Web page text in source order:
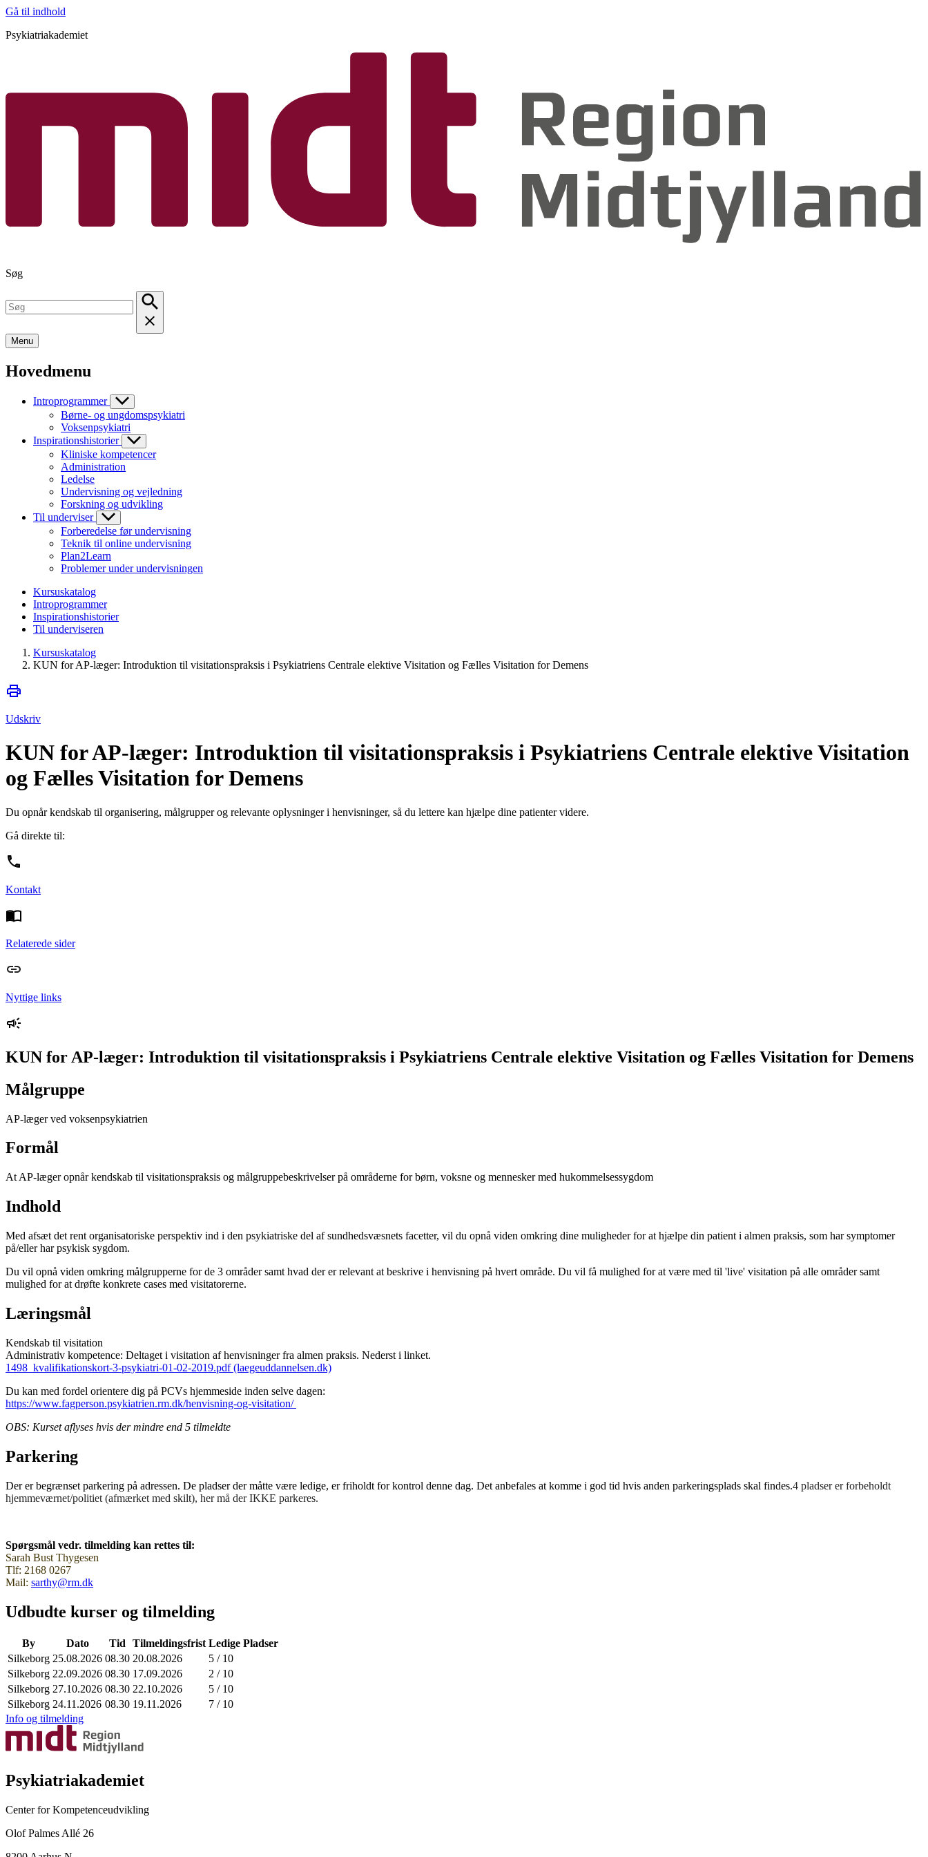
Gå til indhold
Psykiatriakademiet
Søg
Menu
Hovedmenu
Introprogrammer
Børne- og ungdomspsykiatri
Voksenpsykiatri
Inspirationshistorier
Kliniske kompetencer
Administration
Ledelse
Undervisning og vejledning
Forskning og udvikling
Til underviser
Forberedelse før undervisning
Teknik til online undervisning
Plan2Learn
Problemer under undervisningen
Kursuskatalog
Introprogrammer
Inspirationshistorier
Til underviseren
Kursuskatalog
KUN for AP-læger: Introduktion til visitationspraksis i Psykiatriens Centrale elektive Visitation og Fælles Visitation for Demens
Udskriv
KUN for AP-læger: Introduktion til visitationspraksis i Psykiatriens Centrale elektive Visitation
og Fælles Visitation for Demens
Du opnår kendskab til organisering, målgrupper og relevante oplysninger i henvisninger, så du lettere kan hjælpe dine patienter videre.
Gå direkte til:
Kontakt
Relaterede sider
Nyttige links
KUN for AP-læger: Introduktion til visitationspraksis i Psykiatriens Centrale elektive Visitation og Fælles Visitation for Demens
Målgruppe
AP-læger ved voksenpsykiatrien
Formål
At AP-læger opnår kendskab til visitationspraksis og målgruppebeskrivelser på områderne for børn, voksne og mennesker med hukommelsessygdom
Indhold
Med afsæt det rent organisatoriske perspektiv ind i den psykiatriske del af sundhedsvæsnets facetter, vil du opnå viden omkring dine muligheder for at hjælpe din patient i almen praksis, som har symptomer
på/eller har psykisk sygdom.
Du vil opnå viden omkring målgrupperne for de 3 områder samt hvad der er relevant at beskrive i henvisning på hvert område. Du vil få mulighed for at være med til 'live' visitation på alle områder samt
mulighed for at drøfte konkrete cases med visitatorerne.
Læringsmål
Kendskab til visitation
Administrativ kompetence: Deltaget i visitation af henvisninger fra almen praksis. Nederst i linket.
1498_kvalifikationskort-3-psykiatri-01-02-2019.pdf (laegeuddannelsen.dk)
Du kan med fordel orientere dig på PCVs hjemmeside inden selve dagen:
https://www.fagperson.psykiatrien.rm.dk/henvisning-og-visitation/
OBS: Kurset aflyses hvis der mindre end 5 tilmeldte
Parkering
Der er begrænset parkering på adressen. De pladser der måtte være ledige, er friholdt for kontrol denne dag. Det anbefales at komme i god tid hvis anden parkeringsplads skal findes.4 pladser er forbeholdt
hjemmeværnet/politiet (afmærket med skilt), her må der IKKE parkeres.
Spørgsmål vedr. tilmelding kan rettes til:
Sarah Bust Thygesen
Tlf: 2168 0267
Mail: sarthy@rm.dk
Udbudte kurser og tilmelding
By Dato Tid Tilmeldingsfrist Ledige Pladser
Silkeborg 25.08.2026 08.30 20.08.2026
5 / 10
Silkeborg 22.09.2026 08.30 17.09.2026
2 / 10
Silkeborg 27.10.2026 08.30 22.10.2026
5 / 10
Silkeborg 24.11.2026 08.30 19.11.2026
7 / 10
Info og tilmelding
Psykiatriakademiet
Center for Kompetenceudvikling
Olof Palmes Allé 26